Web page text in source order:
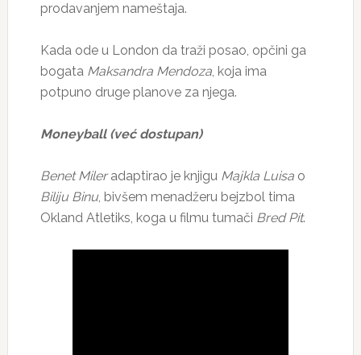
prodavanjem nameštaja.
Kada ode u London da traži posao, opčini ga
bogata Maksandra Mendoza, koja ima
potpuno druge planove za njega.
Moneyball (već dostupan)
Benet Mileradaptirao je knjigu Majkla Luisao
Biliju Binu, bivšem menadžeru bejzbol tima
Okland Atletiks, koga u filmu tumači Bred Pit.